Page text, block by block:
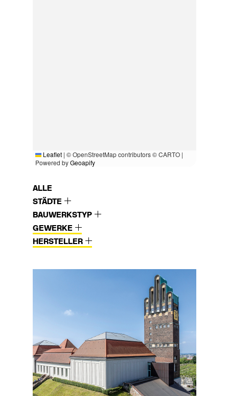
Leaflet | © OpenStreetMap contributors © CARTO |
Powered byGeoapify
ALLE
STÄDTE
BAUWERKSTYP
GEWERKE
HERSTELLER